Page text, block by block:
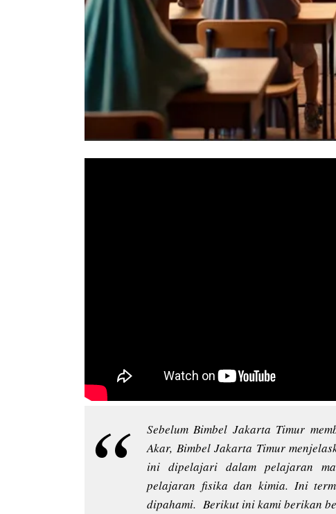
Sebelum Bimbel Jakarta Timur
Akar, Bimbel Jakarta Timur
ini dipelajari dalam pelajaran
pelajaran fisika dan kimia. Ini
dipahami. Berikut ini kami berikan